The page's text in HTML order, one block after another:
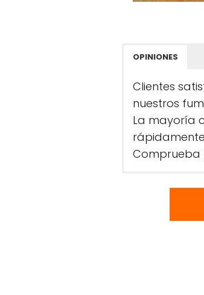
OPINIONES
Clientes
nuestros
La mayoría
Comprueba